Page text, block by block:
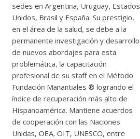
sedes en Argentina, Uruguay, Estados
Unidos, Brasil y España. Su prestigio,
en el área de la salud, se debe a la
permanente investigación y desarrollo
de nuevos abordajes para esta
problemática, la capacitación
profesional de su staff en el Método
Fundación Manantiales ® logrando el
índice de recuperación más alto de
Hispanoamérica. Mantiene acuerdos
de cooperación con las Naciones
Unidas, OEA, OIT, UNESCO, entre